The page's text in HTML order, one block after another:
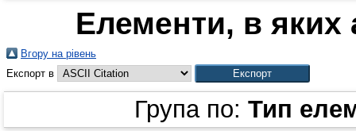
Елементи, в яких
Вгору на рівень
Експорт в
Група по: Тип